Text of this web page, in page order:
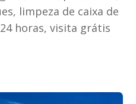
limpeza de caixa de
horas, visita grátis